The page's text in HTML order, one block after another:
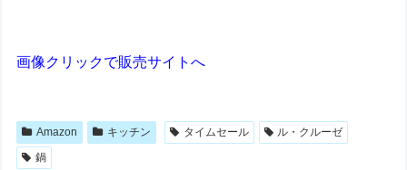
画像クリックで販売サイトへ
Amazon キッチン タイムセール
ル・クルーゼ
鍋